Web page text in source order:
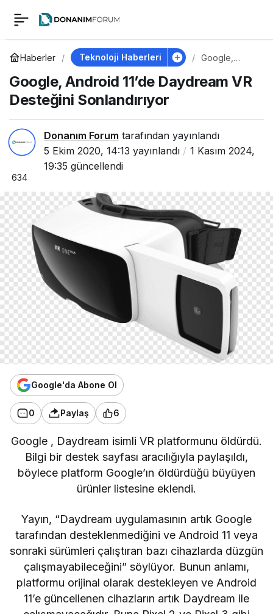
Haberler Teknoloji Haberleri
Google,
Daydream VR
Desteğini
Google, Android 11’de Daydream VR
Desteğini Sonlandırıyor
Donanım Forum tarafından yayınlandı
5 Ekim 2020, 14:13 yayınlandı
1 Kasım 2024,
19:35 güncellendi
634
Google'da Abone Ol
0 Paylaş 6
Google, Daydream isimli VR platformunu öldürdü.
Bilgi bir destek sayfası aracılığıyla paylaşıldı,
böylece platform Google’ın öldürdüğü büyüyen
ürünler listesine eklendi.
Yayın, “Daydream uygulamasının artık Google
tarafından desteklenmediğini ve Android 11 veya
sonraki sürümleri çalıştıran bazı cihazlarda düzgün
çalışmayabileceğini” söylüyor. Bunun anlamı,
platformu orijinal olarak destekleyen ve Android
11’egüncellenen cihazların artık Daydream ile
Google, Android 11’de
Daydream VR
Desteğini
Sonlandırıyor